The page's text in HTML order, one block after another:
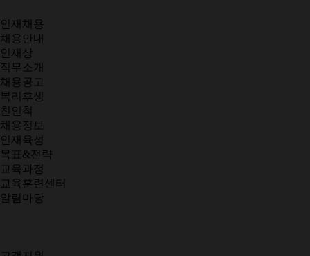
인재채용
채용안내
인재상
직무소개
채용공고
복리후생
친인척
채용정보
인재육성
목표&전략
교육과정
교육훈련센터
알림마당